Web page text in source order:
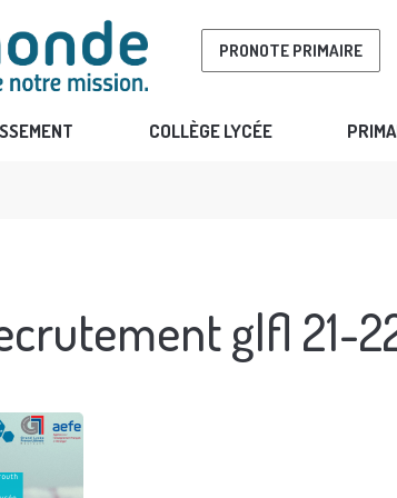
PRONOTE PRIMAIRE
COLLÈGE LYCÉE
glfl 21-